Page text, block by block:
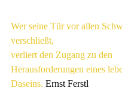
Wer seine Tür vor allen
verschließt,
verliert den Zugang zu den
Herausforderungen eines
Daseins. Ernst Ferstl